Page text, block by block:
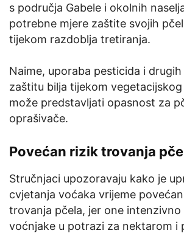
s područja Gabele i okolnih
potrebne mjere zaštite svojih
tijekom razdoblja tretiranja.
Naime, uporaba pesticida i
zaštitu bilja tijekom
može predstavljati opasnost za
oprašivače.
Povećan rizik trovanja
Stručnjaci upozoravaju kako je
cvjetanja voćaka vrijeme
trovanja pčela, jer one intenzivno
voćnjake u potrazi za nektarom i